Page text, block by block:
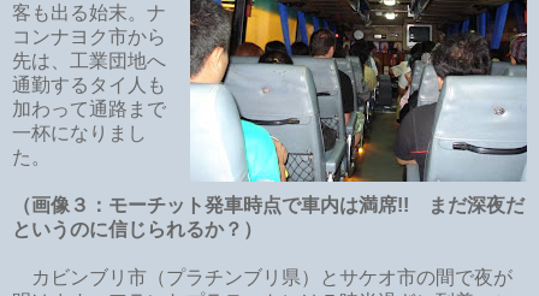
客も出る始末。ナ
コンナヨク市から
先は、工業団地へ
通勤するタイ人も
加わって通路まで
一杯になりまし
た。
（画像３：モーチット発車時点で車内は満席!! まだ深夜だ
というのに信じられるか？）
カビンブリ市（プラチンブリ県）とサケオ市の間で夜が